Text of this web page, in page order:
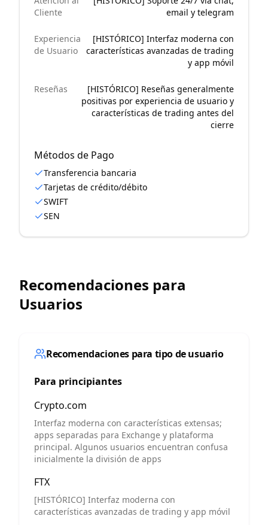
Cliente
email y telegram
Experiencia
de Usuario
[HISTÓRICO] Interfaz moderna con
características avanzadas de trading
y app móvil
Reseñas
[HISTÓRICO] Reseñas generalmente
positivas por experiencia de usuario y
características de trading antes del
cierre
Métodos de Pago
Transferencia bancaria
Tarjetas de crédito/débito
SWIFT
SEN
Recomendaciones para
Usuarios
Recomendaciones para tipo de usuario
Para principiantes
Crypto.com
Interfaz moderna con características extensas;
apps separadas para Exchange y plataforma
principal. Algunos usuarios encuentran confusa
inicialmente la división de apps
FTX
[HISTÓRICO] Interfaz moderna con
características avanzadas de trading y app móvil